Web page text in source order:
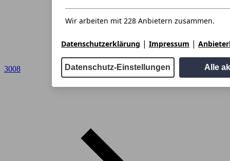
Wir arbeiten mit 228 Anbietern zusammen.
Datenschutzerklärung | Impressum |
Datenschutz-Einstellungen Alle
3008